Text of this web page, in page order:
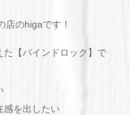
店のhigaです！
た【バインドロック】で
感を出したい